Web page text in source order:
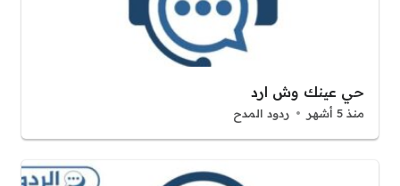
حي عينك وش ارد
منذ 5 أشهر ردود المدح